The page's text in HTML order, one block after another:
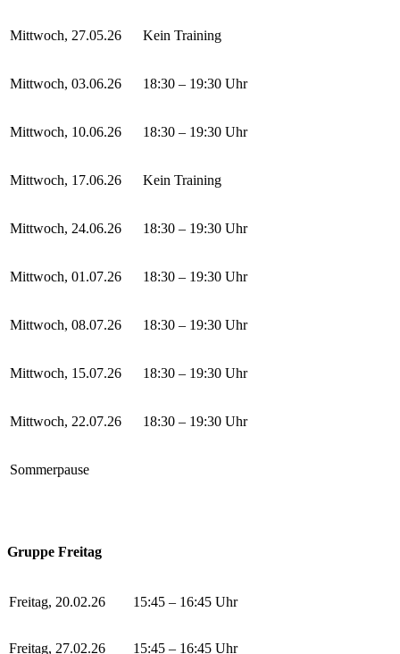
Mittwoch, 27.05.26 Kein Training
Mittwoch, 03.06.26 18:30 – 19:30 Uhr
Mittwoch, 10.06.26 18:30 – 19:30 Uhr
Mittwoch, 17.06.26 Kein Training
Mittwoch, 24.06.26 18:30 – 19:30 Uhr
Mittwoch, 01.07.26 18:30 – 19:30 Uhr
Mittwoch, 08.07.26 18:30 – 19:30 Uhr
Mittwoch, 15.07.26 18:30 – 19:30 Uhr
Mittwoch, 22.07.26 18:30 – 19:30 Uhr
Sommerpause
Gruppe Freitag
Freitag, 20.02.26 15:45 – 16:45 Uhr
Freitag, 27.02.26 15:45 – 16:45 Uhr